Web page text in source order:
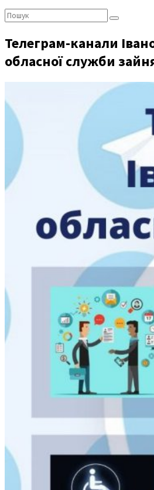
Пошук:
Телеграм-канали
обласної служби